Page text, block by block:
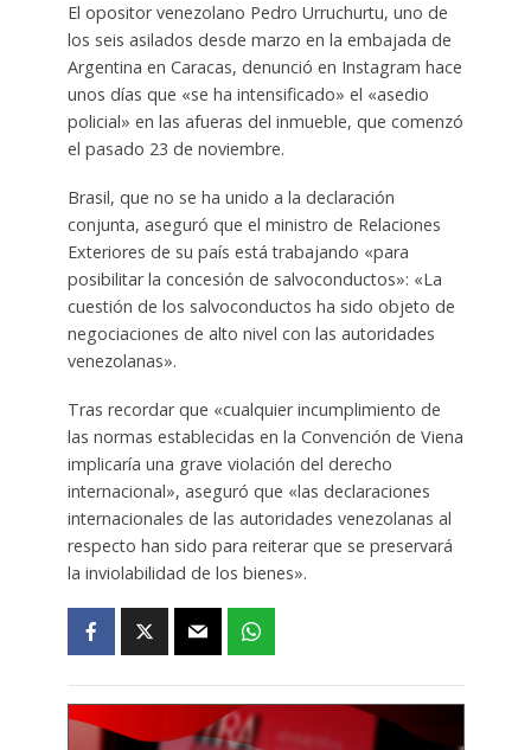
El opositor venezolano Pedro Urruchurtu, uno de
los seis asilados desde marzo en la embajada de
Argentina en Caracas, denunció en Instagram hace
unos días que «se ha intensificado» el «asedio
policial» en las afueras del inmueble, que comenzó
el pasado 23 de noviembre.
Brasil, que no se ha unido a la declaración
conjunta, aseguró que el ministro de Relaciones
Exteriores de su país está trabajando «para
posibilitar la concesión de salvoconductos»: «La
cuestión de los salvoconductos ha sido objeto de
negociaciones de alto nivel con las autoridades
venezolanas».
Tras recordar que «cualquier incumplimiento de
las normas establecidas en la Convención de Viena
implicaría una grave violación del derecho
internacional», aseguró que «las declaraciones
internacionales de las autoridades venezolanas al
respecto han sido para reiterar que se preservará
la inviolabilidad de los bienes».